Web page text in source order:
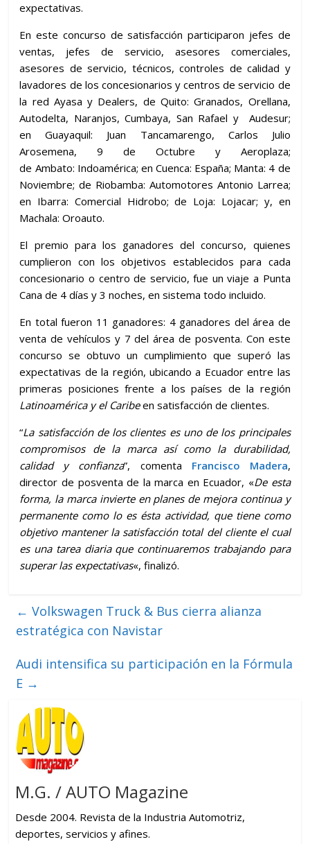
expectativas.
En este concurso de satisfacción participaron jefes de
ventas, jefes de servicio, asesores comerciales,
asesores de servicio, técnicos, controles de calidad y
lavadores de los concesionarios y centros de servicio de
la red Ayasa y Dealers, de Quito: Granados, Orellana,
Autodelta, Naranjos, Cumbaya, San Rafael y Audesur;
en Guayaquil: Juan Tancamarengo, Carlos Julio
Arosemena, 9 de Octubre y Aeroplaza;
de Ambato: Indoamérica; en Cuenca: España; Manta: 4 de
Noviembre; de Riobamba: Automotores Antonio Larrea;
en Ibarra: Comercial Hidrobo; de Loja: Lojacar; y, en
Machala: Oroauto.
El premio para los ganadores del concurso, quienes
cumplieron con los objetivos establecidos para cada
concesionario o centro de servicio, fue un viaje a Punta
Cana de 4 días y 3 noches, en sistema todo incluido.
En total fueron 11 ganadores: 4 ganadores del área de
venta de vehículos y 7 del área de posventa. Con este
concurso se obtuvo un cumplimiento que superó las
expectativas de la región, ubicando a Ecuador entre las
primeras posiciones frente a los países de la región
Latinoamérica y el Caribeen satisfacción de clientes.
“La satisfacción de los clientes es uno de los principales
compromisos de la marca así como la durabilidad,
calidad y confianza”, comenta Francisco Madera,
director de posventa de la marca en Ecuador, «De esta
forma, la marca invierte en planes de mejora continua y
permanente como lo es ésta actividad, que tiene como
objetivo mantener la satisfacción total del cliente el cual
es una tarea diaria que continuaremos trabajando para
superar las expectativas«, finalizó.
← Volkswagen Truck & Bus cierra alianza
estratégica con Navistar
Audi intensifica su participación en la Fórmula
E →
M.G. / AUTO Magazine
Desde 2004. Revista de la Industria Automotriz,
deportes, servicios y afines.